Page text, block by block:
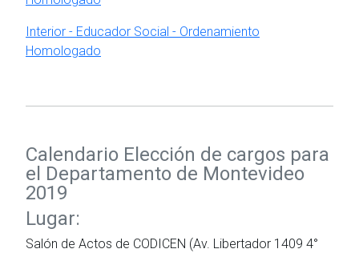
Interior - Educador Social - Ordenamiento
Homologado
Calendario Elección de cargos para
el Departamento de Montevideo
2019
Lugar:
Salón de Actos de CODICEN (Av. Libertador 1409 4°